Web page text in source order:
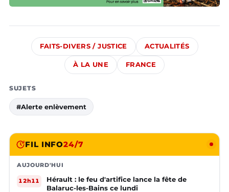
FAITS-DIVERS / JUSTICE ACTUALITÉS
À LA UNE FRANCE
SUJETS
#Alerte enlèvement
FIL INFO24/7
AUJOURD'HUI
12h11
Hérault : le feu d'artifice lance la fête de
Balaruc-les-Bains ce lundi